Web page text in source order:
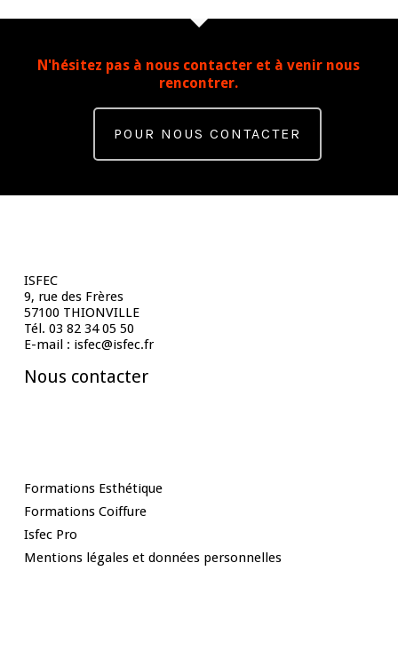
N'hésitez pas à nous contacter et à venir nous
rencontrer.
POUR NOUS CONTACTER
ISFEC
9, rue des Frères
57100 THIONVILLE
Tél. 03 82 34 05 50
E-mail : isfec@isfec.fr
Nous contacter
Formations Esthétique
Formations Coiffure
Isfec Pro
Mentions légales et données personnelles